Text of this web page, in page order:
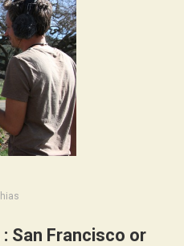
: San Francisco or